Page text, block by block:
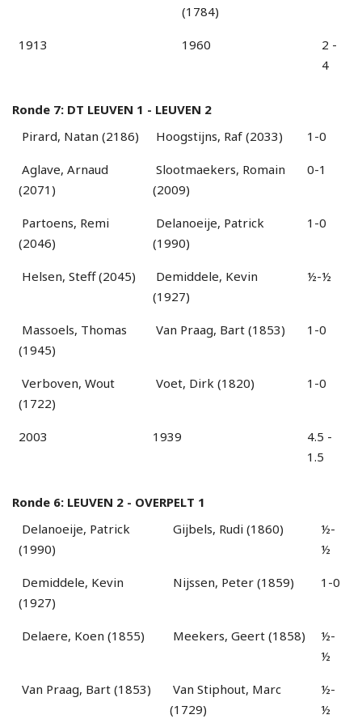
1913 1960
2 -
4
(1784)
Ronde 7: DT LEUVEN 1 - LEUVEN 2
2003 1939
4.5 -
1.5
Pirard, Natan (2186) Hoogstijns, Raf (2033) 1-0
Aglave, Arnaud
(2071)
Slootmaekers, Romain
(2009)
0-1
Partoens, Remi
(2046)
Delanoeije, Patrick
(1990)
1-0
Helsen, Steff (2045)
Demiddele, Kevin
(1927)
½-½
Massoels, Thomas
(1945)
Van Praag, Bart (1853) 1-0
Verboven, Wout
(1722)
Voet, Dirk (1820) 1-0
Ronde 6: LEUVEN 2 - OVERPELT 1
Delanoeije, Patrick
(1990)
Gijbels, Rudi (1860)
½-
½
Demiddele, Kevin
(1927)
Nijssen, Peter (1859) 1-0
Delaere, Koen (1855) Meekers, Geert (1858)
½-
½
Van Praag, Bart (1853)
Van Stiphout, Marc
(1729)
½-
½